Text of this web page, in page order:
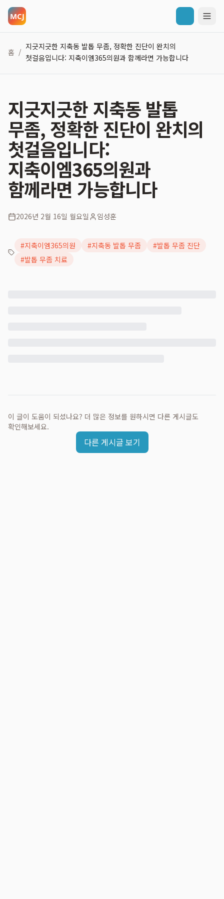
홈 /
지긋지긋한 지축동 발톱 무좀, 정확한 진단이 완치의
첫걸음입니다: 지축이엠365의원과 함께라면 가능합니다
지긋지긋한 지축동 발톱
무좀, 정확한 진단이 완치의
첫걸음입니다:
지축이엠365의원과
함께라면 가능합니다
2026년 2월 16일 월요일 임성훈
#지축이엠365의원 #지축동 발톱 무좀 #발톱 무좀 진단
#발톱 무좀 치료
이 글이 도움이 되셨나요? 더 많은 정보를 원하시면 다른 게시글도
확인해보세요.
다른 게시글 보기